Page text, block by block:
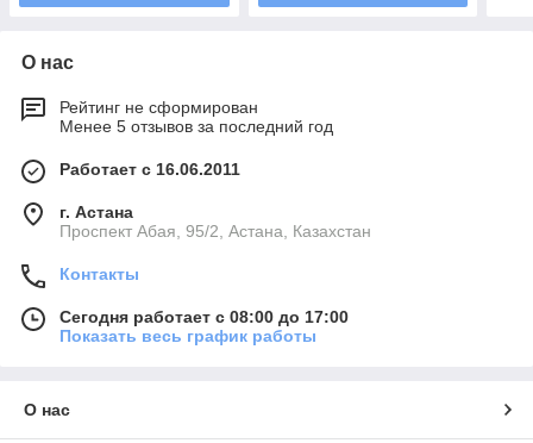
О нас
Рейтинг не сформирован
Менее 5 отзывов за последний год
Работает с 16.06.2011
г. Астана
​Проспект Абая, 95/2, Астана, Казахстан
Контакты
Сегодня работает с 08:00 до 17:00
Показать весь график работы
О нас